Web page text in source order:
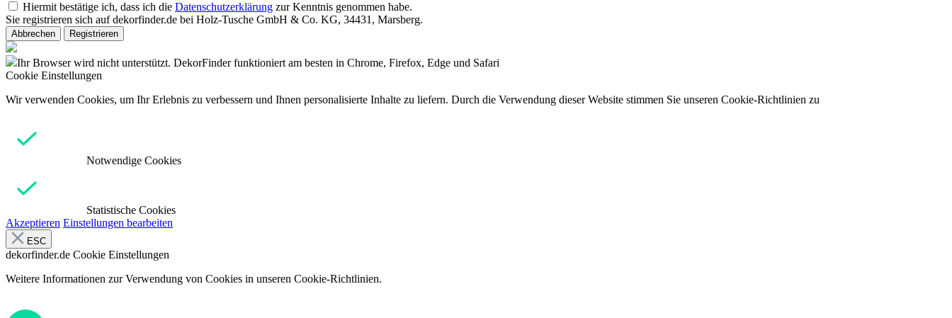
Hiermit bestätige ich, dass ich die Datenschutzerklärung zur Kenntnis genommen habe.
Sie registrieren sich auf dekorfinder.de bei Holz-Tusche GmbH & Co. KG, 34431, Marsberg.
Abbrechen Registrieren
Ihr Browser wird nicht unterstützt. DekorFinder funktioniert am besten in Chrome, Firefox, Edge und Safari
Cookie Einstellungen
Wir verwenden Cookies, um Ihr Erlebnis zu verbessern und Ihnen personalisierte Inhalte zu liefern. Durch die Verwendung dieser Website stimmen Sie unseren Cookie-Richtlinien zu
Notwendige Cookies
Statistische Cookies
Akzeptieren Einstellungen bearbeiten
ESC
dekorfinder.de Cookie Einstellungen
Weitere Informationen zur Verwendung von Cookies in unseren Cookie-Richtlinien.